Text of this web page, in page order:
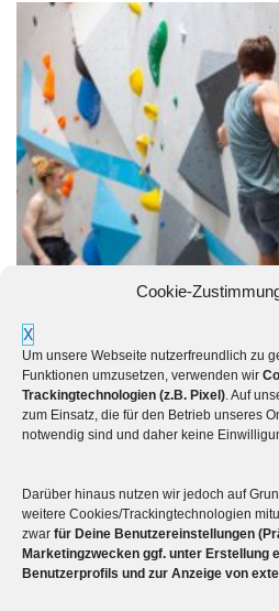
Cookie-
X
Um unsere Webseite nutzerfreundlich zu
Funktionen umzusetzen, verwenden wir
Trackingtechnologien (z.B. Pixel). Auf
zum Einsatz, die für den Betrieb unseres
notwendig sind und daher keine
Darüber hinaus nutzen wir jedoch auf
weitere Cookies/Trackingtechnologien
zwar für Deine Benutzereinstellungen
Marketingzwecken ggf. unter Erstellung
Benutzerprofils und zur Anzeige von